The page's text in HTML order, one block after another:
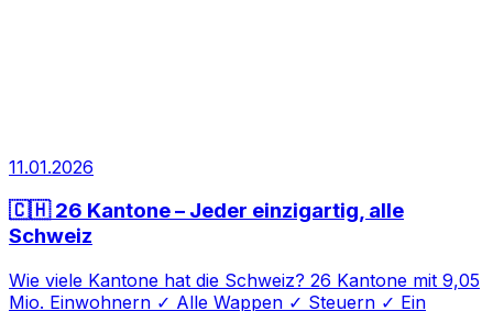
11.01.2026
🇨🇭 26 Kantone – Jeder einzigartig, alle
Schweiz
Wie viele Kantone hat die Schweiz? 26 Kantone mit 9,05
Mio. Einwohnern ✓ Alle Wappen ✓ Steuern ✓ Ein